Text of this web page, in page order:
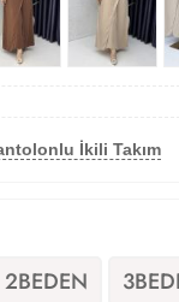
İkili Takım
2BEDEN